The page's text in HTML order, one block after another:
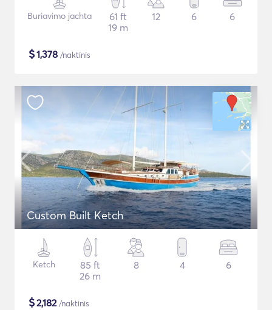
Buriavimo jachta
61 ft
19 m
12 6 6
$1,378 /naktinis
Custom Built Ketch
Ketch
85 ft
26 m
8 4 6
$2,182/naktinis